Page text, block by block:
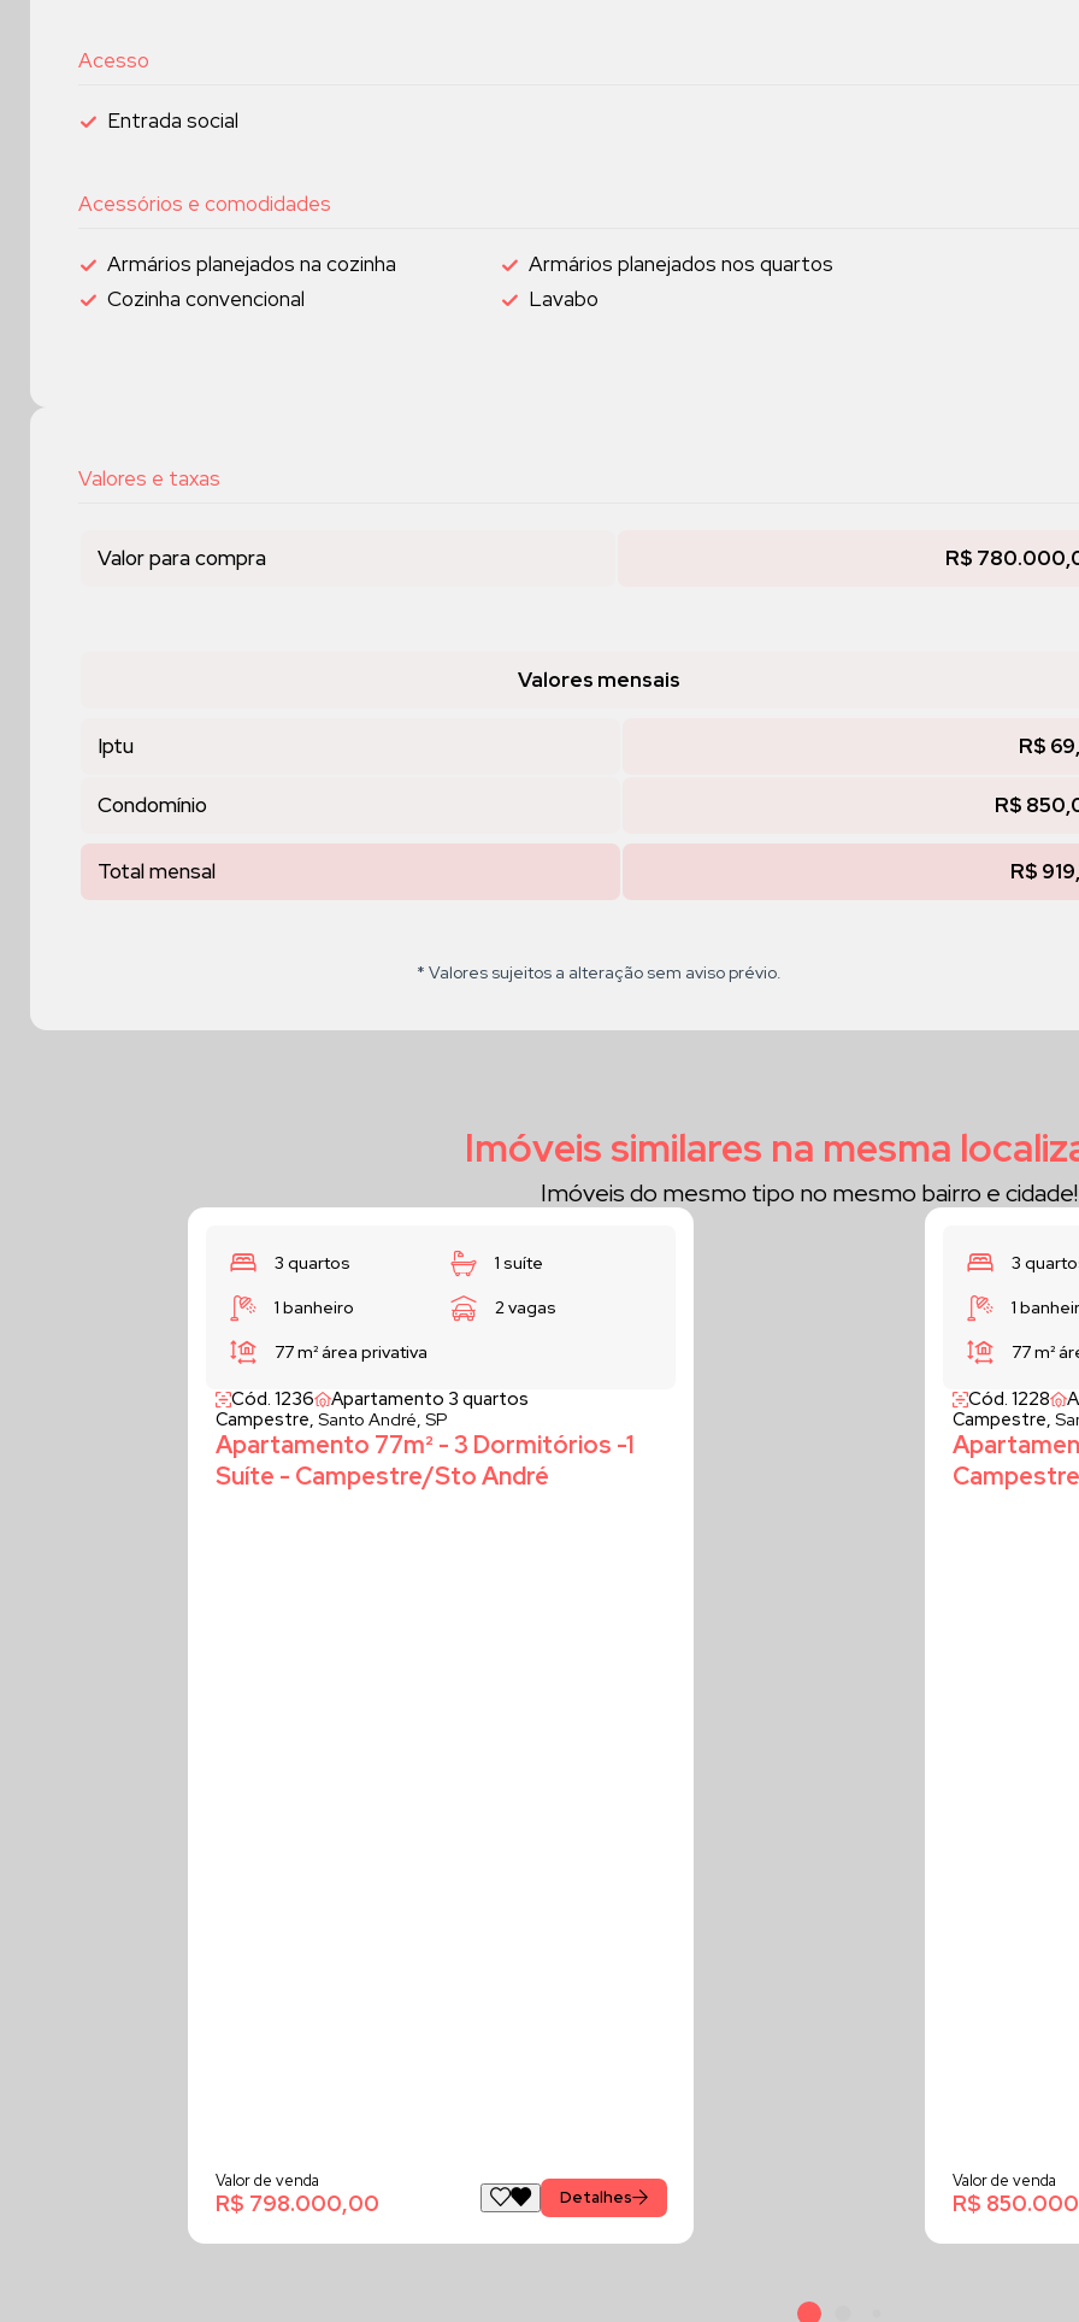
Acesso
Entrada social
Acessórios e comodidades
Armários planejados na cozinha
Armários planejados nos quartos
Cozinha convencional
Lavabo
Valores e taxas
Valor para compra R$
Valores mensais
Iptu R$
Condomínio R$
Total mensal R$
* Valores sujeitos a alteração sem aviso prévio.
Imóveis similares na mesma
Imóveis do mesmo tipo no mesmo bairro e cidade!
3 quartos 1 suíte
1 banheiro 2 vagas
77 m²área privativa
Cód. 1236 Apartamento 3 quartos
Campestre, Santo André, SP
Apartamento 77m² - 3 Dormitórios -1
Suíte - Campestre/Sto André
Valor de venda
R$ 798.000,00 Detalhes
3
1
77 m²
Cód. 1228
Campestre,
Valor de venda
R$